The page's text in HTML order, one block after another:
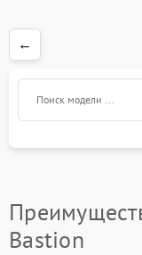
←
Bastion